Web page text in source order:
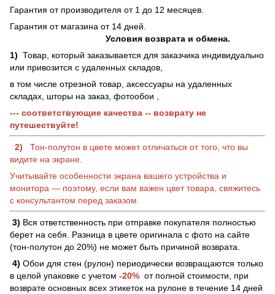
Гарантия от производителя от 1 до 12 месяцев.
Гарантия от магазина от 14 дней.
Условия возврата и обмена.
1) Товар, который заказывается для заказчика индивидуально
или привозится с удаленных складов,
в том числе отрезной товар, аксессуары на удаленных
складах, шторы на заказ, фотообои ,
--- соответствующие качества -- возврату не
путешествуйте!
2)
Тон-полутон в цвете может отличаться от того, что вы
видите на экране.
Учитывайте особенности экрана вашего устройства и
монитора — поэтому, если вам важен цвет товара, свяжитесь
с консультантом перед заказом.
3) Вся ответственность при отправке покупателя полностью
берет на себя. Разница в цвете оригинала с фото на сайте
(тон-полутон до 20%) не может быть причиной возврата.
4) Обои для стен (рулон) периодически возвращаются только
в целой упаковке с учетом -20% от полной стоимости, при
возврате основных всех этикеток на рулоне в течение 14 дней